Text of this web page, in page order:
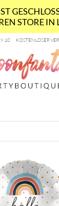
STORE IN
10 KOSTENLOSER